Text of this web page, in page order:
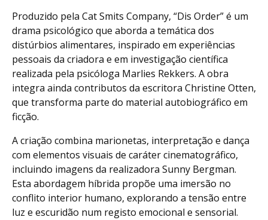
Produzido pela Cat Smits Company, “Dis Order” é um
drama psicológico que aborda a temática dos
distúrbios alimentares, inspirado em experiências
pessoais da criadora e em investigação científica
realizada pela psicóloga Marlies Rekkers. A obra
integra ainda contributos da escritora Christine Otten,
que transforma parte do material autobiográfico em
ficção.
A criação combina marionetas, interpretação e dança
com elementos visuais de caráter cinematográfico,
incluindo imagens da realizadora Sunny Bergman.
Esta abordagem híbrida propõe uma imersão no
conflito interior humano, explorando a tensão entre
luz e escuridão num registo emocional e sensorial.